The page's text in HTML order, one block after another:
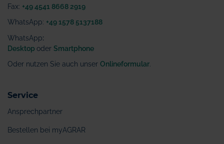
Fax: +49 4541 8668 2919
WhatsApp: +49 1578 5137188
WhatsApp:
Desktop oder Smartphone
Oder nutzen Sie auch unser Onlineformular
Service
Ansprechpartner
Bestellen bei myAGRAR